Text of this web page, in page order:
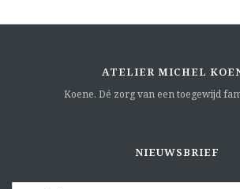
ATELIER MICHEL
Koene. Dé zorg van een toegewijd
NIEUWSBRIEF